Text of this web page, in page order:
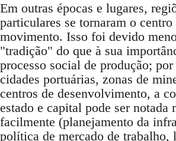
Em outras épocas e lugares,
particulares se tornaram o centro
movimento. Isso foi devido
"tradição" do que à sua
processo social de produção;
cidades portuárias, zonas de
centros de desenvolvimento, a
estado e capital pode ser notada
facilmente (planejamento da
política de mercado de trabalho,